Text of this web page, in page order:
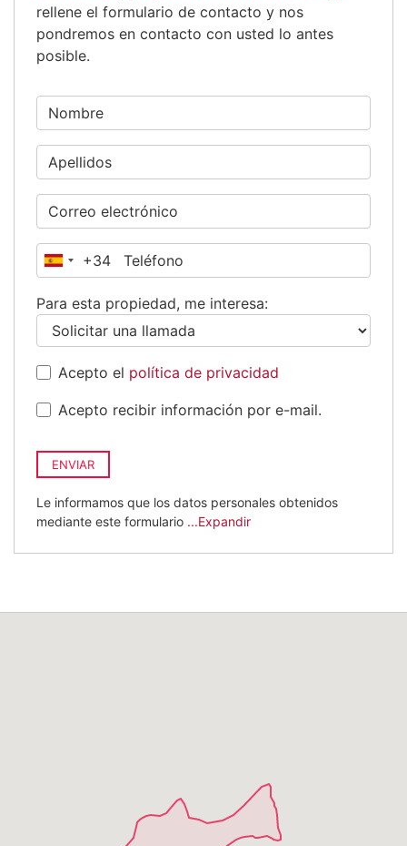
rellene el formulario de contacto y nos
pondremos en contacto con usted lo antes
posible.
España
+34
Para esta propiedad, me interesa:
Acepto el política de privacidad
Acepto recibir información por e-mail.
ENVIAR
Le informamos que los datos personales obtenidos
mediante este formulario ...Expandir